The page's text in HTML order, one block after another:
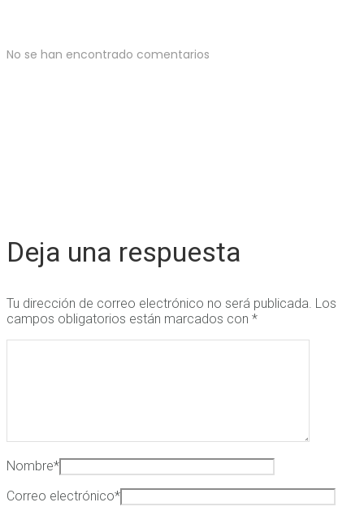
No se han encontrado comentarios
Deja una respuesta
Tu dirección de correo electrónico no será publicada. Los
campos obligatorios están marcados con *
Nombre*
Correo electrónico*